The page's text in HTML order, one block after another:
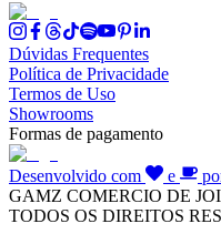
Dúvidas Frequentes
Política de Privacidade
Termos de Uso
Showrooms
Formas de pagamento
Desenvolvido com e
GAMZ COMERCIO DE
TODOS OS DIREITOS